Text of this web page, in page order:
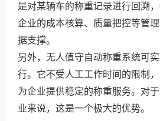
是对某辆车的称重记录进行回溯
企业的成本核算、质量把控等管
据支撑。
另外，无人值守自动称重系统可
行。它不受人工工作时间的限制
为企业提供稳定的称重服务。对
业来说，这是一个极大的优势。